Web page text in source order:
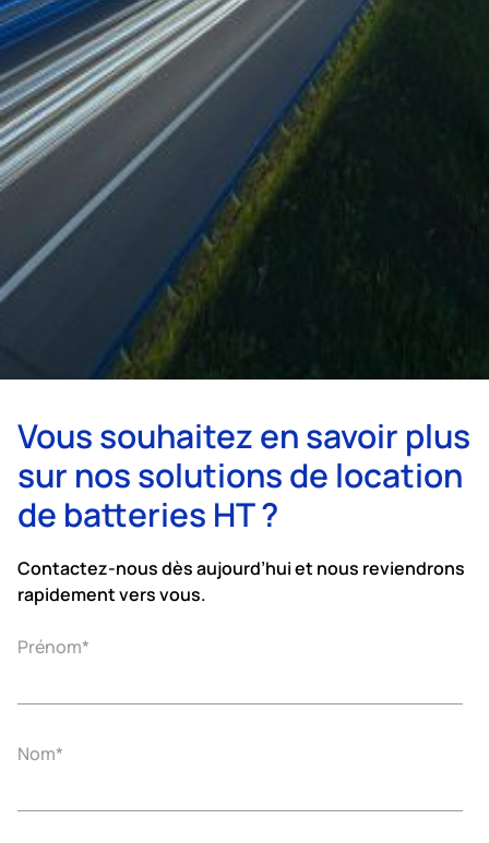
Vous souhaitez en savoir plus
sur nos solutions de location
de batteries HT ?
Contactez-nous dès aujourd’hui et nous reviendrons
rapidement vers vous.
Prénom*
Nom*